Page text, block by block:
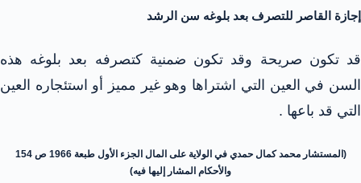
إجازة القاصر للتصرف بعد بلوغه سن الرشد
قد تكون صريحة وقد تكون ضمنية كتصرفه بعد بلوغه هذه
السن في العين التي اشتراها وهو غير مميز أو استئجاره العين
التي قد باعها .
(المستشار محمد كمال حمدي في الولاية على المال الجزء الأول طبعة 1966 ص 154
والأحكام المشار إليها فيه)